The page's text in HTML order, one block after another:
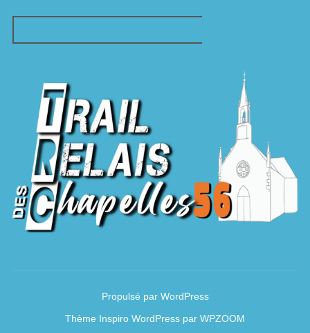
Propulsé par WordPress
Thème Inspiro WordPress par WPZOOM